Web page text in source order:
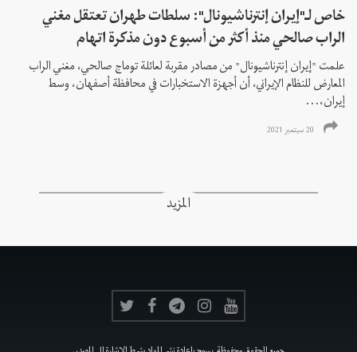
خاص لـ"إيران إنترناشيونال": سلطات طهران تعتقل مغني
الراب صالحي منذ أكثر من أسبوع دون مذكرة اتهام
علمت "إيران إنترناشيونال" من مصادر مقربة لعائلة توماج صالحي، مغني الراب
المعارض للنظام الإيراني، أن أجهزة الاستخبارات في محافظة أصفهان، وسط
إيران،...
20 سبتمبر 2021
المزيد